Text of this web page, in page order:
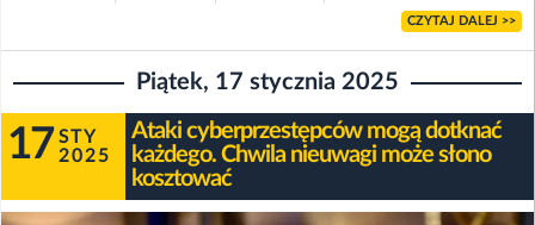
CZYTAJ DALEJ >>
Piątek, 17 stycznia 2025
17 STY
2025
Ataki cyberprzestępców mogą dotknać
każdego. Chwila nieuwagi może słono
kosztować